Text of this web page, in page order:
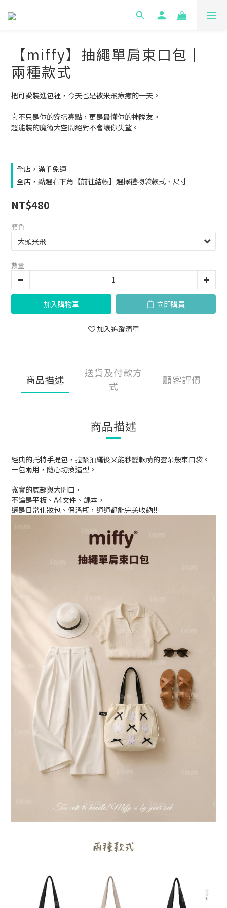
【miffy】抽繩單肩束口包｜
兩種款式
把可愛裝進包裡，今天也是被米飛療癒的一天。
它不只是你的穿搭亮點，更是最懂你的神隊友。
超能裝的魔術大空間絕對不會讓你失望。
全店，滿千免運
全店，點選右下角【前往結帳】選擇禮物袋款式、尺寸
NT$480
顏色
數量
加入購物車 立即購買
加入追蹤清單
商品描述
送貨及付款方
式
顧客評價
商品描述
經典的托特手提包，拉緊抽繩後又能秒變軟萌的雲朵般束口袋。
一包兩用，隨心切換造型。
寬實的底部與大開口，
不論是平板、A4文件、課本，
還是日常化妝包、保溫瓶，通通都能完美收納!!